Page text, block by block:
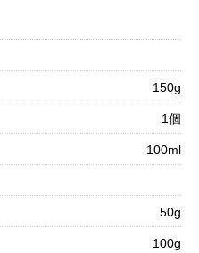
150g
1個
100ml
50g
100g